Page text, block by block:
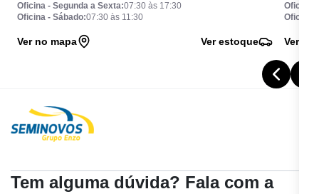
Oficina - Segunda a Sexta:07:30 às 17:30
Oficina - Sábado:07:30 às 11:30
Ver no mapa Ver estoque
Oficina
Oficina
Ver no
Tem alguma dúvida? Fala com a